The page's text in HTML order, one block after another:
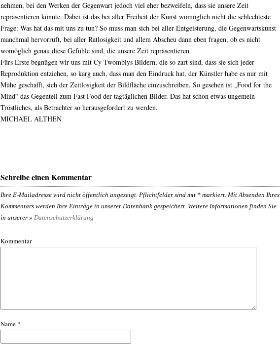
nehmen, bei den Werken der Gegenwart jedoch viel eher bezweifeln, dass sie unsere Zeit
repräsentieren könnte. Dabei ist das bei aller Freiheit der Kunst womöglich nicht die schlechteste
Frage: Was hat das mit uns zu tun? So muss man sich bei aller Entgeisterung, die Gegenwartskunst
manchmal hervorruft, bei aller Ratlosigkeit und allem Abscheu dann eben fragen, ob es nicht
womöglich genau diese Gefühle sind, die unsere Zeit repräsentieren.
Fürs Erste begnügen wir uns mit Cy Twomblys Bildern, die so zart sind, dass sie sich jeder
Reproduktion entziehen, so karg auch, dass man den Eindruck hat, der Künstler habe es nur mit
Mühe geschafft, sich der Zeitlosigkeit der Bildfläche einzuschreiben. So gesehen ist „Food for the
Mind” das Gegenteil zum Fast Food der tagtäglichen Bilder. Das hat schon etwas ungemein
Tröstliches, als Betrachter so herausgefordert zu werden.
MICHAEL ALTHEN
Schreibe einen Kommentar
Ihre E-Mailadresse wird nicht öffentlich angezeigt. Pflichtfelder sind mit * markiert. Mit Absenden Ihres
Kommentars werden Ihre Einträge in unserer Datenbank gespeichert. Weitere Informationen finden Sie
in unserer » Datenschutzerklärung
Kommentar
Name *